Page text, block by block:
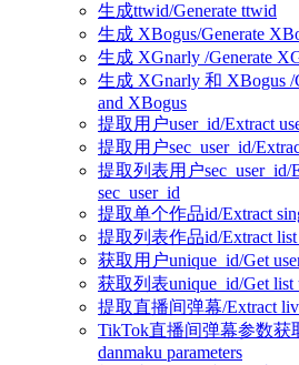
生成ttwid/Generate ttwid
生成 XBogus/Generate
生成 XGnarly /Generate
生成 XGnarly 和 XBogus /
and XBogus
提取用户user_id/Extract
提取用户sec_user_id/
提取列表用户sec_user_id/
sec_user_id
提取单个作品id/Extract
提取列表作品id/Extract list
获取用户unique_id/Get
获取列表unique_id/Get list
提取直播间弹幕/Extract
TikTok直播间弹幕参数获
danmaku parameters